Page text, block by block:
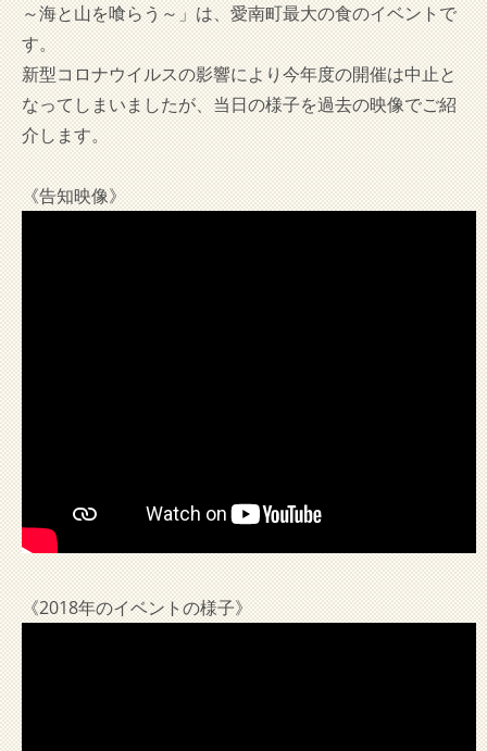
～海と山を喰らう～」は、愛南町最大の食のイベントで
す。
新型コロナウイルスの影響により今年度の開催は中止と
なってしまいましたが、当日の様子を過去の映像でご紹
介します。
《告知映像》
《2018年のイベントの様子》